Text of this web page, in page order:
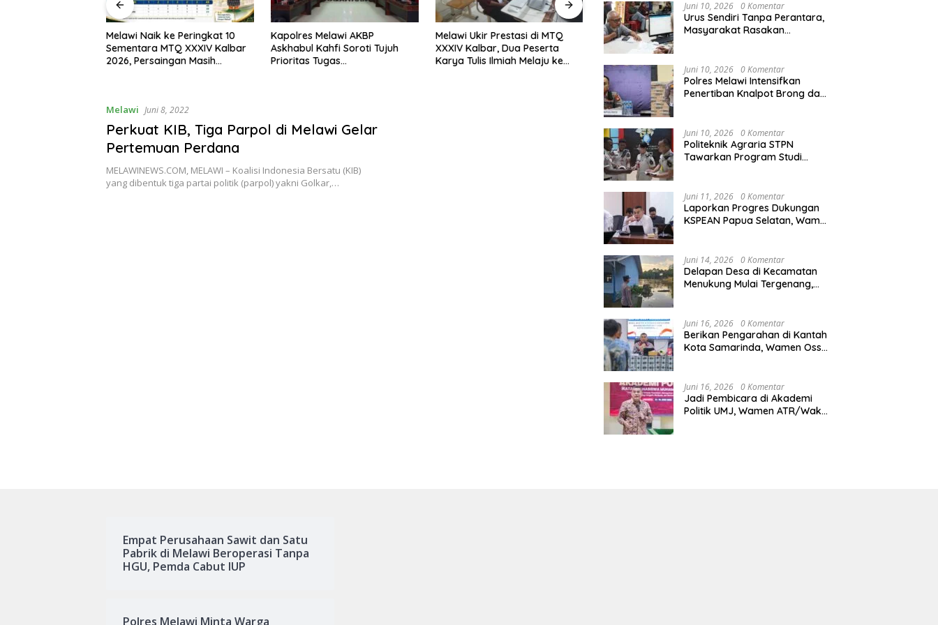
Melawi Naik ke Peringkat 10
Sementara MTQ XXXIV Kalbar
2026, Persaingan Masih
Kapolres Melawi AKBP
Askhabul Kahfi Soroti Tujuh
Prioritas Tugas
Melawi Ukir Prestasi di MTQ
XXXIV Kalbar, Dua Peserta
Karya Tulis Ilmiah Melaju ke
Melawi Tempati Peringkat ke-11
Sementara pada MTQ XXXIV
Semarak HUT RI ke-81,
Pinoh
Melawi Juni 8, 2022
Perkuat KIB, Tiga Parpol di Melawi Gelar
Pertemuan Perdana
MELAWINEWS.COM, MELAWI – Koalisi Indonesia Bersatu (KIB)
yang dibentuk tiga partai politik (parpol) yakni Golkar,…
Agraria/Pertanahan dan Tata
Ruang
Juni 10, 2026 0 Komentar
Urus Sendiri Tanpa Perantara,
Masyarakat Rasakan
Juni 10, 2026 0 Komentar
Polres Melawi Intensifkan
Penertiban Knalpot Brong dan
Juni 10, 2026 0 Komentar
Politeknik Agraria STPN
Tawarkan Program Studi
Juni 11, 2026 0 Komentar
Laporkan Progres Dukungan
KSPEAN Papua Selatan, Wamen
Nasional
Juni 14, 2026 0 Komentar
Delapan Desa di Kecamatan
Menukung Mulai Tergenang,
Juni 16, 2026 0 Komentar
Berikan Pengarahan di Kantah
Kota Samarinda, Wamen Ossy:
Kalimantan Timur
Juni 16, 2026 0 Komentar
Jadi Pembicara di Akademi
Politik UMJ, Wamen ATR/Waka
Empat Perusahaan Sawit dan Satu
Pabrik di Melawi Beroperasi Tanpa
HGU, Pemda Cabut IUP
Polres Melawi Minta Warga